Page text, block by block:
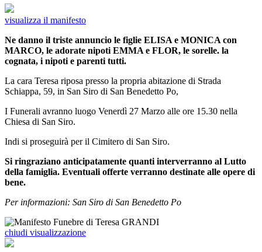
visualizza il manifesto
Ne danno il triste annuncio le figlie ELISA e MONICA con
MARCO, le adorate nipoti EMMA e FLOR, le sorelle. la
cognata, i nipoti e parenti tutti.
La cara Teresa riposa presso la propria abitazione di Strada
Schiappa, 59, in San Siro di San Benedetto Po,
I Funerali avranno luogo Venerdì 27 Marzo alle ore 15.30 nella
Chiesa di San Siro.
Indi si proseguirà per il Cimitero di San Siro.
Si ringraziano anticipatamente quanti interverranno al Lutto
della famiglia. Eventuali offerte verranno destinate alle opere di
bene.
Per informazioni: San Siro di San Benedetto Po
chiudi visualizzazione